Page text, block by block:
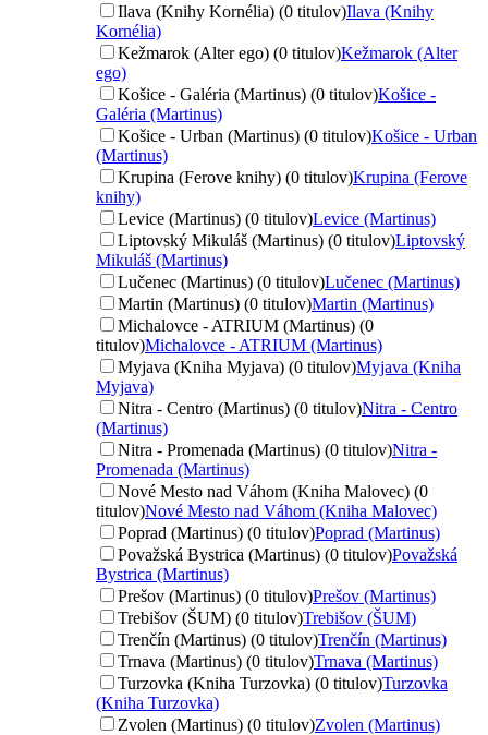
Ilava (Knihy Kornélia) (0 titulov)Ilava (Knihy
Kornélia)
Kežmarok (Alter ego) (0 titulov)Kežmarok (Alter
ego)
Košice - Galéria (Martinus) (0 titulov)Košice -
Galéria (Martinus)
Košice - Urban (Martinus) (0 titulov)Košice - Urban
(Martinus)
Krupina (Ferove knihy) (0 titulov)Krupina (Ferove
knihy)
Levice (Martinus) (0 titulov)Levice (Martinus)
Liptovský Mikuláš (Martinus) (0 titulov)Liptovský
Mikuláš (Martinus)
Lučenec (Martinus) (0 titulov)Lučenec (Martinus)
Martin (Martinus) (0 titulov)Martin (Martinus)
Michalovce - ATRIUM (Martinus) (0
titulov)Michalovce - ATRIUM (Martinus)
Myjava (Kniha Myjava) (0 titulov)Myjava (Kniha
Myjava)
Nitra - Centro (Martinus) (0 titulov)Nitra - Centro
(Martinus)
Nitra - Promenada (Martinus) (0 titulov)Nitra -
Promenada (Martinus)
Nové Mesto nad Váhom (Kniha Malovec) (0
titulov)Nové Mesto nad Váhom (Kniha Malovec)
Poprad (Martinus) (0 titulov)Poprad (Martinus)
Považská Bystrica (Martinus) (0 titulov)Považská
Bystrica (Martinus)
Prešov (Martinus) (0 titulov)Prešov (Martinus)
Trebišov (ŠUM) (0 titulov)Trebišov (ŠUM)
Trenčín (Martinus) (0 titulov)Trenčín (Martinus)
Trnava (Martinus) (0 titulov)Trnava (Martinus)
Turzovka (Kniha Turzovka) (0 titulov)Turzovka
(Kniha Turzovka)
Zvolen (Martinus) (0 titulov)Zvolen (Martinus)